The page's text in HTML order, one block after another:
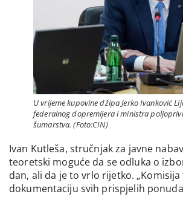
U vrijeme kupovine džipa Jerko Ivanković
federalnog dopremijera i ministra
šumarstva. (Foto:CIN)
Ivan Kutleša, stručnjak za javne
teoretski moguće da se odluka o
dan, ali da je to vrlo rijetko.
dokumentaciju svih prispjelih